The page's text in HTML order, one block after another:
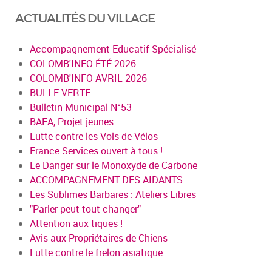
ACTUALITÉS DU VILLAGE
Accompagnement Educatif Spécialisé
COLOMB'INFO ÉTÉ 2026
COLOMB'INFO AVRIL 2026
BULLE VERTE
Bulletin Municipal N°53
BAFA, Projet jeunes
Lutte contre les Vols de Vélos
France Services ouvert à tous !
Le Danger sur le Monoxyde de Carbone
ACCOMPAGNEMENT DES AIDANTS
Les Sublimes Barbares : Ateliers Libres
"Parler peut tout changer"
Attention aux tiques !
Avis aux Propriétaires de Chiens
Lutte contre le frelon asiatique